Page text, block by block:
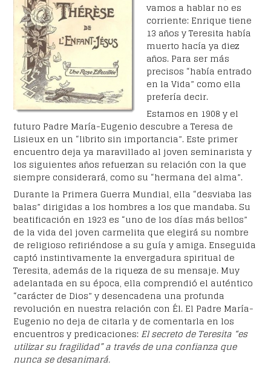
vamos a hablar no es
corriente: Enrique tiene
13 años y Teresita había
muerto hacía ya diez
años. Para ser más
precisos “había entrado
en la Vida” como ella
prefería decir.
Estamos en 1908 y el
futuro Padre María-Eugenio descubre a Teresa de
Lisieux en un “librito sin importancia”. Este primer
encuentro deja ya maravillado al joven seminarista y
los siguientes años refuerzan su relación con la que
siempre considerará, como su “hermana del alma”.
Durante la Primera Guerra Mundial, ella “desviaba las
balas” dirigidas a los hombres a los que mandaba. Su
beatificación en 1923 es “uno de los días más bellos”
de la vida del joven carmelita que elegirá su nombre
de religioso refiriéndose a su guía y amiga. Enseguida
captó instintivamente la envergadura spiritual de
Teresita, además de la riqueza de su mensaje. Muy
adelantada en su época, ella comprendió el auténtico
“carácter de Dios” y desencadena una profunda
revolución en nuestra relación con Él. El Padre María-
Eugenio no deja de citarla y de comentarla en los
encuentros y predicaciones: El secreto de Teresita “es
utilizar su fragilidad” a través de una confianza que
nunca se desanimará.